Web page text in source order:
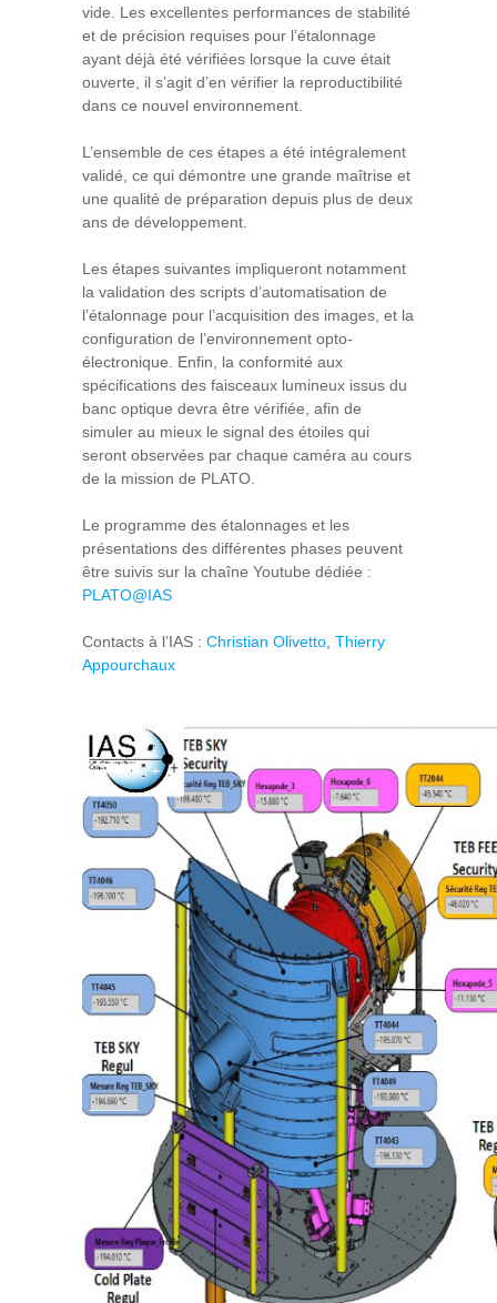
vide. Les excellentes performances de stabilité
et de précision requises pour l’étalonnage
ayant déjà été vérifiées lorsque la cuve était
ouverte, il s’agit d’en vérifier la reproductibilité
dans ce nouvel environnement.
L’ensemble de ces étapes a été intégralement
validé, ce qui démontre une grande maîtrise et
une qualité de préparation depuis plus de deux
ans de développement.
Les étapes suivantes impliqueront notamment
la validation des scripts d’automatisation de
l’étalonnage pour l’acquisition des images, et la
configuration de l’environnement opto-
électronique. Enfin, la conformité aux
spécifications des faisceaux lumineux issus du
banc optique devra être vérifiée, afin de
simuler au mieux le signal des étoiles qui
seront observées par chaque caméra au cours
de la mission de PLATO.
Le programme des étalonnages et les
présentations des différentes phases peuvent
être suivis sur la chaîne Youtube dédiée :
PLATO@IAS
Contacts à l’IAS : Christian Olivetto, Thierry
Appourchaux